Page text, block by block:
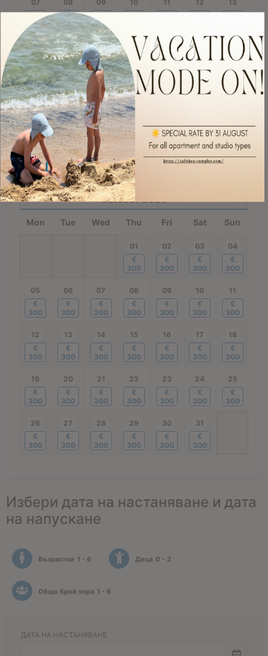
07
€
350
08
€
350
09
€
350
10
€
11
€
12
€
13
€
14
€
350
15
€
300
16
€
300
17
300
18
€
300
19
€
300
20
€
300
21
€
300
22
€
300
23
€
300
24
€
300
25
26
27
28
€
300
29
€
300
30
€
300
October 2026
Mon Tue Wed Thu Fri Sat Sun
01
€
300
02
€
300
03
€
300
04
€
300
05
€
300
06
€
300
07
€
300
08
€
300
09
€
300
10
€
300
11
€
300
12
€
300
13
€
300
14
€
300
15
€
300
16
€
300
17
€
300
18
€
300
19
€
300
20
€
300
21
€
300
22
€
300
23
€
300
24
€
300
25
€
300
26
€
300
27
€
300
28
€
300
29
€
300
30
€
300
31
€
300
Избери дата на настаняване и дата
на напускане
Възрастни 1 - 6 Деца 0 - 2
Общо брой хора 1 - 6
ДАТА НА НАСТАНЯВАНЕ